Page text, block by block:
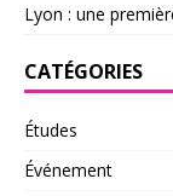
Lyon : une
CATÉGORIES
Études
Événement